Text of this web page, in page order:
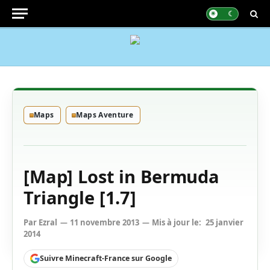
Maps Maps Aventure
[Map] Lost in Bermuda
Triangle [1.7]
Par Ezral 11 novembre 2013 Mis à jour le: 25 janvier
2014
Suivre Minecraft-France sur Google